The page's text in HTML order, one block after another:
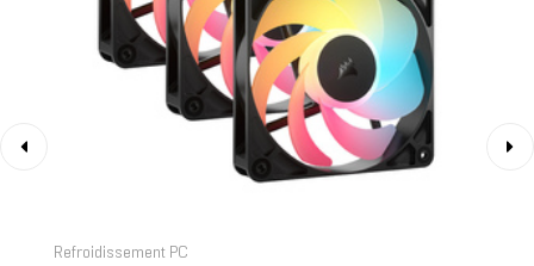
Refroidissement PC